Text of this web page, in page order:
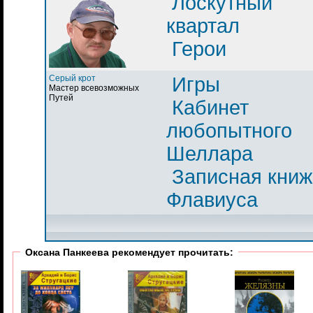
квартал
Герои
Серый крот
Мастер всевозможных
Путей
Игры
Кабинет
любопытного
Шеллара
Записная
Флавиуса
Оксана Панкеева рекомендует прочитать: